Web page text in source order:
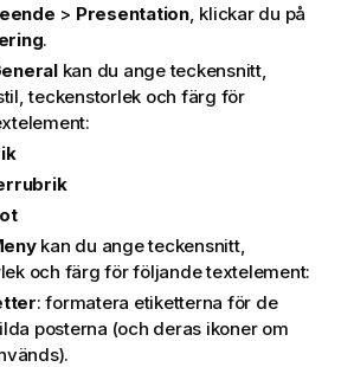
> Presentation, klickar du på
.
kan du ange teckensnitt,
teckenstorlek och färg för
kan du ange teckensnitt,
och färg för följande textelement:
: formatera etiketterna för de
posterna (och deras ikoner om